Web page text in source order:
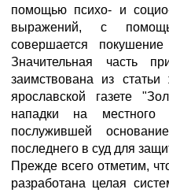
помощью психо- и социо-
выражений, с
совершается
Значительная часть
заимствована из
ярославской газете
нападки на местного
послужившей
последнего в суд для
Прежде всего отметим,
разработана целая